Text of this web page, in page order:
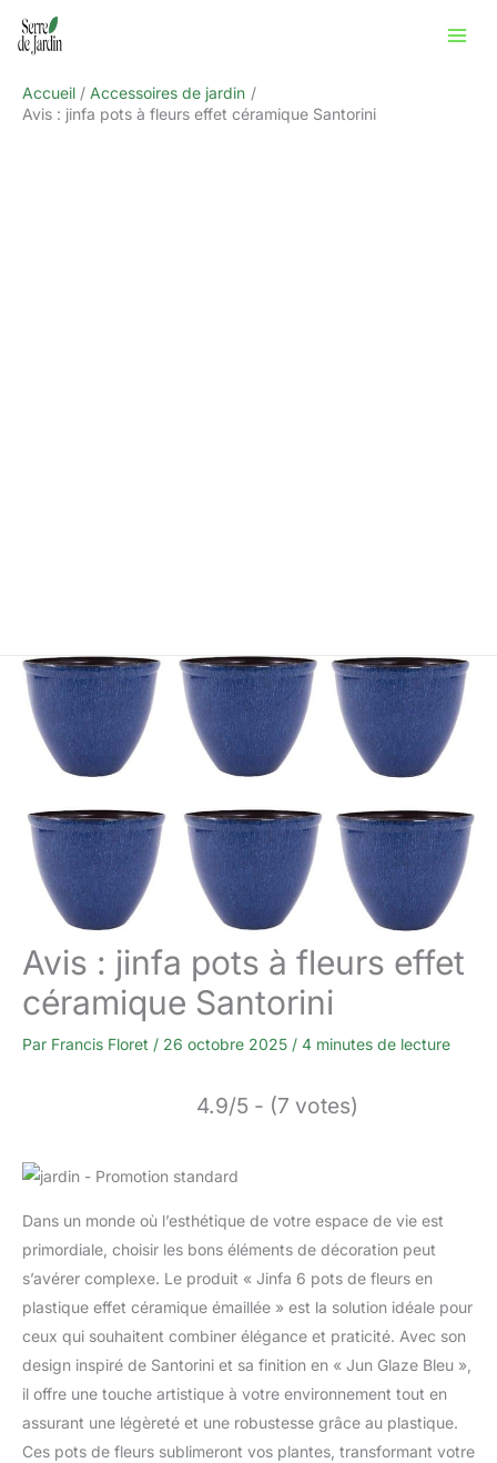
Accueil
Accessoires de jardin
Avis : jinfa pots à fleurs effet céramique Santorini
Avis : jinfa pots à fleurs effet
céramique Santorini
Par Francis Floret / 26 octobre 2025 / 4 minutes de lecture
4.9/5 - (7 votes)
Dans un monde où l’esthétique de votre espace de vie est
primordiale, choisir les bons éléments de décoration peut
s’avérer complexe. Le produit « Jinfa 6 pots de fleurs en
plastique effet céramique émaillée » est la solution idéale pour
ceux qui souhaitent combiner élégance et praticité. Avec son
design inspiré de Santorini et sa finition en « Jun Glaze Bleu »,
il offre une touche artistique à votre environnement tout en
assurant une légèreté et une robustesse grâce au plastique.
Ces pots de fleurs sublimeront vos plantes, transformant votre
Rechercher